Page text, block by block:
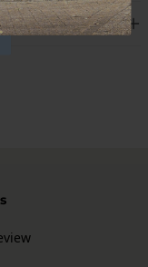
bij het
om jouw Porsche-
dagen na ontvangst